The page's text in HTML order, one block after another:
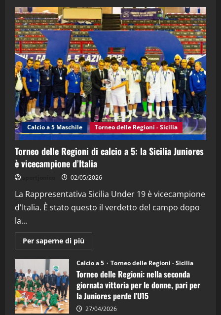
2 28/04/2026
3
"SportEmpire" in Podcast
“SportEmpire” in Podcast: 28^ Puntata
(Martedi 21 Aprile 2026)
21/04/2026
4
"SportEmpire" in Podcast Sport News
“SportEmpire” in Podcast: 27^ Puntata
(Martedi 14 Aprile 2026)
15/04/2026
"SportEmpire" in Podcast
“SportEmpire” in Podcast: 26^ Puntata
08/04/2026
Calcio a 5 Maschile Torneo delle Regioni - Sicilia
Torneo delle Regioni di calcio a 5: la Sicilia Juniores
è vicecampione d’Italia
02/05/2026
La Rappresentativa Sicilia Under 19 è vicecampione
d'Italia. È stato questo il verdetto del campo dopo
la...
Per saperne di più
informazioni
Torneo
delle
Regioni
di
calcio
a
5:
la
Calcio a 5 Torneo delle Regioni - Sicilia
Torneo delle Regioni: nella seconda
giornata vittoria per le donne, pari per
la Juniores perde l’U15
27/04/2026